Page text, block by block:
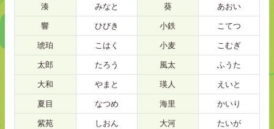
湊
みなと 葵
あおい
響
ひびき 小鉄
こてつ
琥珀
こはく 小麦
こむぎ
太郎
たろう 風太
ふうた
大和
やまと 瑛人
えいと
夏目
なつめ 海里
かいり
紫苑
しおん 大河 たいが